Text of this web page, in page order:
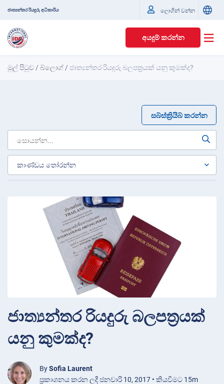
ජාත්‍යන්තර රියදුරු අධිකාරිය ලොගින් වන්න
අයදුම් කරන්න
මුල් පිටුව /බ්ලොග් /ජාත්‍යන්තර රියදුරු බලපත්‍රයක් යනු කුමක්ද?
සබ්ස්ක්‍රියිබ් කරන්න
ජාත්‍යන්තර රියදුරු බලපත්‍රයක්
යනු කුමක්ද?
BySofia Laurent
ප්‍රකාශනය කරන ලදී ජනවාරි 10, 2017 • කියවීමට 15m